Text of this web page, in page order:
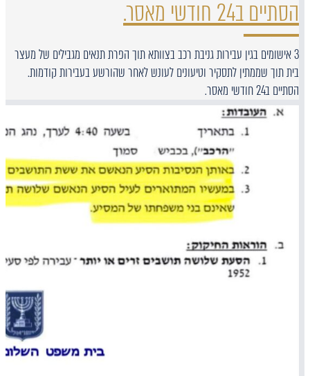
הסתיים ב24 חודשי מאסר.
3 אישומים בגין עבירות גניבת רכב בצוותא תוך הפרת תנאים מגבילים של מעצר
בית תוך שממתין לתסקיר וטיעונים לעונש לאחר שהורשע בעבירות קודמות.
הסתיים ב24 חודשי מאסר.